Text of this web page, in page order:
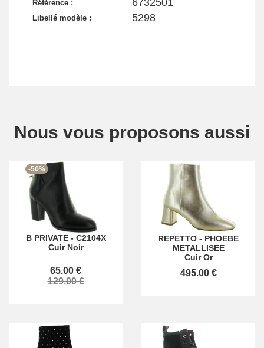
Référence :
Libellé modèle : 5298
Nous vous proposons aussi
-50%
B PRIVATE- C2104X
Cuir Noir
65.00 €
129.00 €
REPETTO - PHOEBE
METALLISEE
Cuir Or
495.00 €